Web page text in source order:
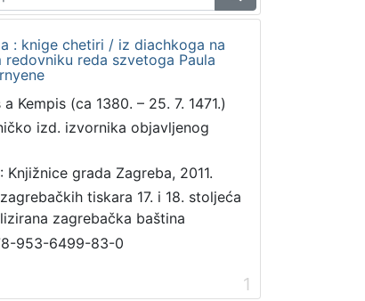
: knige chetiri / iz diachkoga na
reda szvetoga Paula
Kempis (ca 1380. – 25. 7. 1471.)
izd. izvornika objavljenog
Knjižnice grada Zagreba, 2011.
tiskara 17. i 18. stoljeća
zagrebačka baština
953-6499-83-0
1